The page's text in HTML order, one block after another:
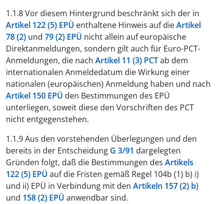
1.1.8 Vor diesem Hintergrund beschränkt sich der in
Artikel 122 (5) EPÜ enthaltene Hinweis auf dieArtikel
78 (2) und 79 (2) EPÜ nicht allein auf europäische
Direktanmeldungen, sondern gilt auch für Euro-PCT-
Anmeldungen, die nach Artikel 11 (3) PCTab dem
internationalen Anmeldedatum die Wirkung einer
nationalen (europäischen) Anmeldung haben und nach
Artikel 150 EPÜ den Bestimmungen des EPÜ
unterliegen, soweit diese den Vorschriften des PCT
nicht entgegenstehen.
1.1.9 Aus den vorstehenden Überlegungen und den
bereits in der Entscheidung G 3/91 dargelegten
Gründen folgt, daß die Bestimmungen des Artikels
122 (5) EPÜ auf die Fristen gemäß Regel 104b (1) b) i)
und ii) EPÜ in Verbindung mit den Artikeln 157 (2) b)
und 158 (2) EPÜ anwendbar sind.